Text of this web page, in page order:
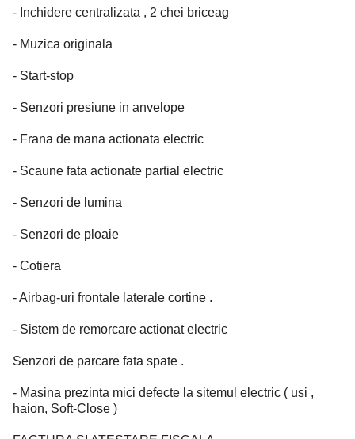
- Inchidere centralizata , 2 chei briceag
- Muzica originala
- Start-stop
- Senzori presiune in anvelope
- Frana de mana actionata electric
- Scaune fata actionate partial electric
- Senzori de lumina
- Senzori de ploaie
- Cotiera
- Airbag-uri frontale laterale cortine .
- Sistem de remorcare actionat electric
Senzori de parcare fata spate .
- Masina prezinta mici defecte la sitemul electric ( usi ,
haion, Soft-Close )